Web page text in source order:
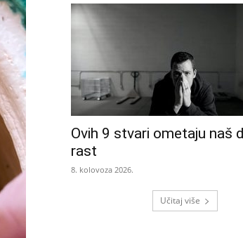
Ovih 9 stvari ometaju naš
rast
8. kolovoza 2026.
Učitaj više